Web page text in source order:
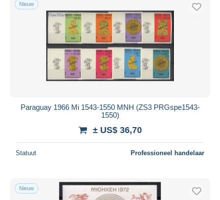
Nieuw
Paraguay 1966 Mi 1543-1550 MNH (ZS3 PRGspe1543-
1550)
± US$ 36,70
Statuut Professioneel handelaar
Nieuw